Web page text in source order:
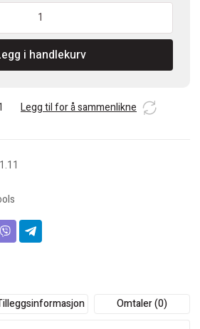
i handlekurv
Legg til for å sammenlikne
Omtaler (0)